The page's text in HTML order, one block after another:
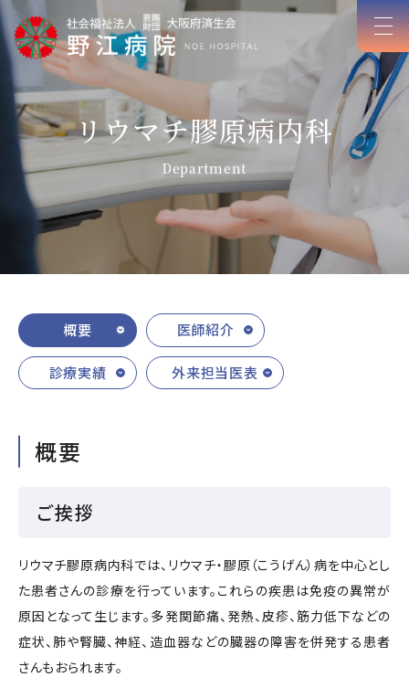
リウマチ膠原病内科
Department
概要 医師紹介
診療実績 外来担当医表
概要
ご挨拶
リウマチ膠原病内科では、リウマチ・膠原（こうげん）病を中心とし
た患者さんの診療を行っています。これらの疾患は免疫の異常が
原因となって生じます。多発関節痛、発熱、皮疹、筋力低下などの
症状、肺や腎臓、神経、造血器などの臓器の障害を併発する患者
さんもおられます。